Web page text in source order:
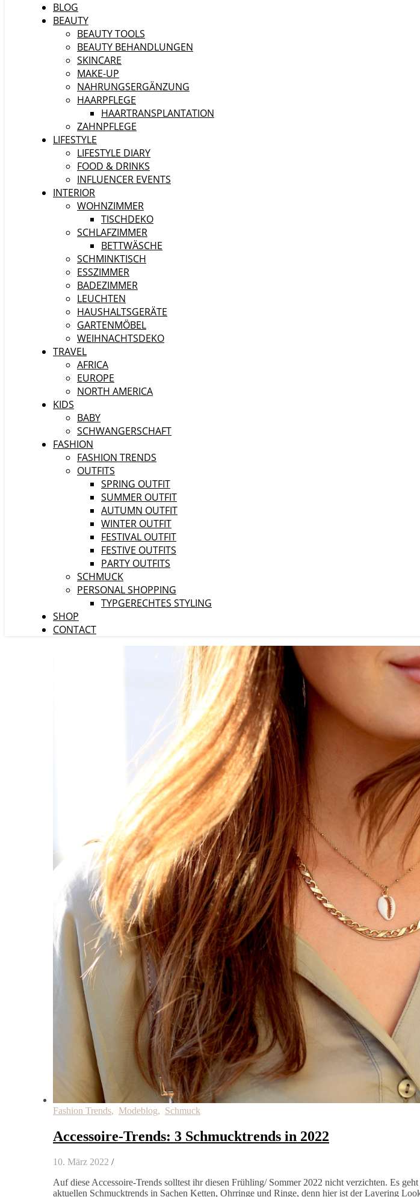
BLOG
BEAUTY
BEAUTY TOOLS
BEAUTY BEHANDLUNGEN
SKINCARE
MAKE-UP
NAHRUNGSERGÄNZUNG
HAARPFLEGE
HAARTRANSPLANTATION
ZAHNPFLEGE
LIFESTYLE
LIFESTYLE DIARY
FOOD & DRINKS
INFLUENCER EVENTS
INTERIOR
WOHNZIMMER
TISCHDEKO
SCHLAFZIMMER
BETTWÄSCHE
SCHMINKTISCH
ESSZIMMER
BADEZIMMER
LEUCHTEN
HAUSHALTSGERÄTE
GARTENMÖBEL
WEIHNACHTSDEKO
TRAVEL
AFRICA
EUROPE
NORTH AMERICA
KIDS
BABY
SCHWANGERSCHAFT
FASHION
FASHION TRENDS
OUTFITS
SPRING OUTFIT
SUMMER OUTFIT
AUTUMN OUTFIT
WINTER OUTFIT
FESTIVAL OUTFIT
FESTIVE OUTFITS
PARTY OUTFITS
SCHMUCK
PERSONAL SHOPPING
TYPGERECHTES STYLING
SHOP
CONTACT
Fashion Trends, Modeblog, Schmuck
Accessoire-Trends: 3 Schmucktrends in 2022
10. März 2022 /
Auf diese Accessoire-Trends solltest ihr diesen Frühling/ Sommer 2022 nicht verzichten. Es
aktuellen Schmucktrends in Sachen Ketten, Ohrringe und Ringe, denn hier ist der Layering